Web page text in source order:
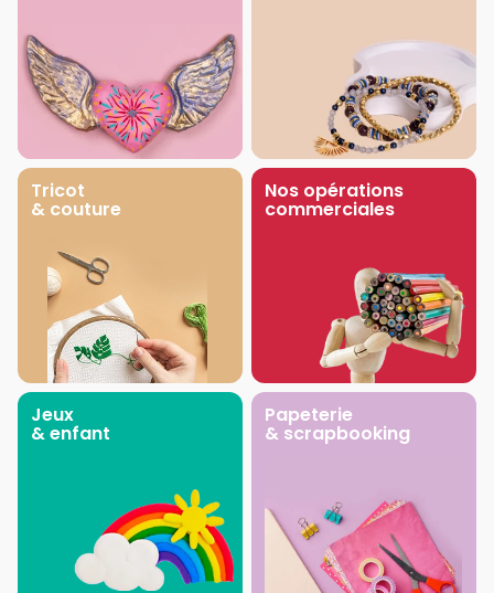
Tricot
& couture
Nos opérations
commerciales
Jeux
& enfant
Papeterie
& scrapbooking